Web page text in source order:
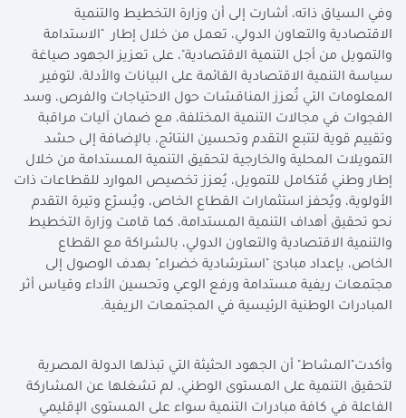
وفي السياق ذاته، أشارت إلى أن وزارة التخطيط والتنمية
الاقتصادية والتعاون الدولي، تعمل من خلال إطار "الاستدامة
والتمويل من أجل التنمية الاقتصادية"، على تعزيز الجهود صياغة
سياسة التنمية الاقتصادية القائمة على البيانات والأدلة، لتوفير
المعلومات التي تُعزز المناقشات حول الاحتياجات والفرص، وسد
الفجوات في مجالات التنمية المختلفة، مع ضمان آليات مراقبة
وتقييم قوية لتتبع التقدم وتحسين النتائج، بالإضافة إلى حشد
التمويلات المحلية والخارجية لتحقيق التنمية المستدامة من خلال
إطار وطني مُتكامل للتمويل، يُعزز تخصيص الموارد للقطاعات ذات
الأولوية، ويُحفز استثمارات القطاع الخاص، ويُسرّع وتيرة التقدم
نحو تحقيق أهداف التنمية المستدامة، كما قامت وزارة التخطيط
والتنمية الاقتصادية والتعاون الدولي، بالشراكة مع القطاع
الخاص، بإعداد مبادئ "استرشادية خضراء" بهدف الوصول إلى
مجتمعات ريفية مستدامة ورفع الوعي وتحسين الأداء وقياس أثر
المبادرات الوطنية الرئيسية في المجتمعات الريفية.
وأكدت"المشاط" أن الجهود الحثيثة التي تبذلها الدولة المصرية
لتحقيق التنمية على المستوى الوطني، لم تشغلها عن المشاركة
الفاعلة في كافة مبادرات التنمية سواء على المستوى الإقليمي